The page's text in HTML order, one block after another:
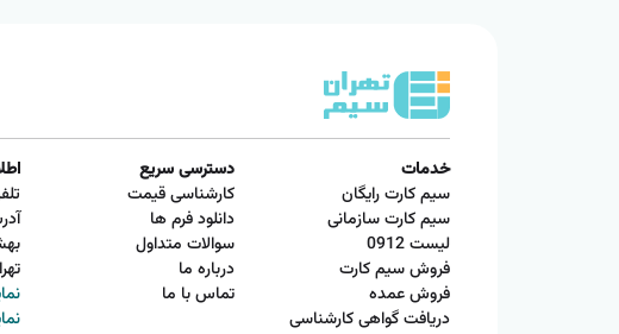
خدمات
سیم کارت رایگان
سیم کارت سازمانی
لیست 0912
فروش سیم کارت
فروش عمده
دریافت گواهی کارشناسی
دسترسی سریع
کارشناسی قیمت
دانلود فرم ها
سوالات متداول
درباره ما
تماس با ما